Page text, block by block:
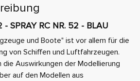
SPRAY RC NR. 52 - BLAU
und Boote" ist vor allem für die
von Schiffen und Luftfahrzeugen.
Auswirkungen der Modellierung
auf den Modellen aus